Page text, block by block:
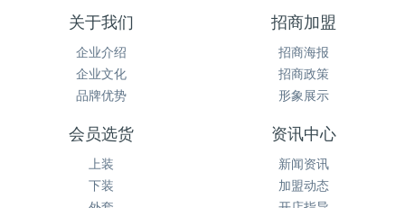
关于我们
企业介绍
企业文化
品牌优势
招商加盟
招商海报
招商政策
形象展示
会员选货
上装
下装
资讯中心
新闻资讯
加盟动态